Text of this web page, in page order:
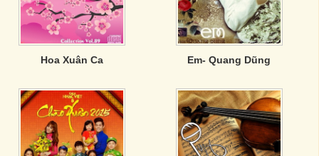
Hoa Xuân Ca Em- Quang Dũng